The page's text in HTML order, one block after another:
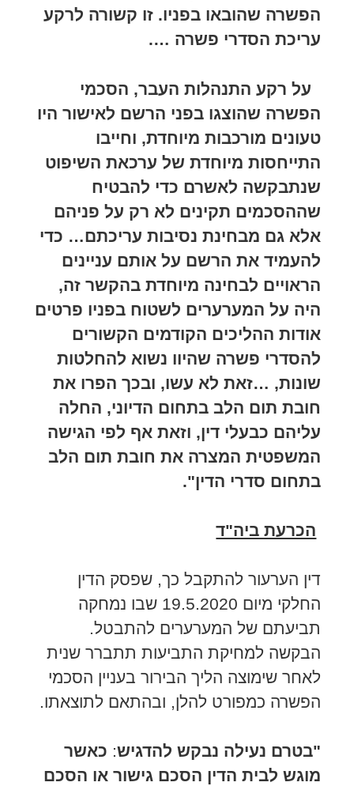
הפשרה שהובאו בפניו. זו קשורה לרקע
עריכת הסדרי פשרה ….
על רקע התנהלות העבר, הסכמי
הפשרה שהוצגו בפני הרשם לאישור היו
טעונים מורכבות מיוחדת, וחייבו
התייחסות מיוחדת של ערכאת השיפוט
שנתבקשה לאשרם כדי להבטיח
שההסכמים תקינים לא רק על פניהם
אלא גם מבחינת נסיבות עריכתם… כדי
להעמיד את הרשם על אותם עניינים
הראויים לבחינה מיוחדת בהקשר זה,
היה על המערערים לשטוח בפניו פרטים
אודות ההליכים הקודמים הקשורים
להסדרי פשרה שהיוו נשוא להחלטות
שונות, …זאת לא עשו, ובכך הפרו את
חובת תום הלב בתחום הדיוני, החלה
עליהם כבעלי דין, וזאת אף לפי הגישה
המשפטית המצרה את חובת תום הלב
בתחום סדרי הדין".
הכרעת ביה"ד
דין הערעור להתקבל כך, שפסק הדין
החלקי מיום 19.5.2020 שבו נמחקה
תביעתם של המערערים להתבטל.
הבקשה למחיקת התביעות תתברר שנית
לאחר שימוצה הליך הבירור בעניין הסכמי
הפשרה כמפורט להלן, ובהתאם לתוצאתו.
"בטרם נעילה נבקש להדגיש: כאשר
מוגש לבית הדין הסכם גישור או הסכם